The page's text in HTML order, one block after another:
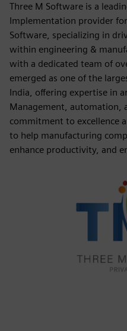
Three M Software is a
Implementation provider
Software, specializing in
within engineering &
with a dedicated team of
emerged as one of the
India, offering expertise in
Management, automation,
commitment to excellence
to help manufacturing
enhance productivity, and